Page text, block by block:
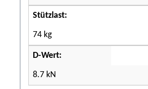
Stützlast:
74 kg
D-Wert:
8.7 kN